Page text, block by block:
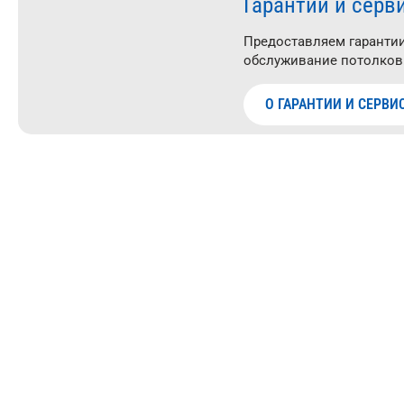
Предоставляем
обслуживание
О ГАРАНТИИ И